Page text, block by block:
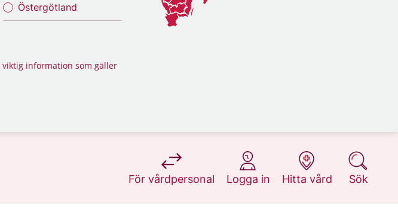
Östergötland
information som gäller
För vårdpersonal
på 1177.se
Logga in
på 1177.se
Hitta vård
på 1177.se
Sök
på 1177.se